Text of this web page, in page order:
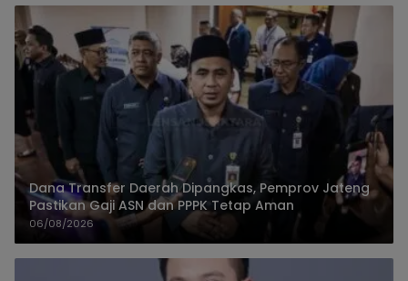
Dana Transfer Daerah Dipangkas, Pemprov Jateng
Pastikan Gaji ASN dan PPPK Tetap Aman
06/08/2026